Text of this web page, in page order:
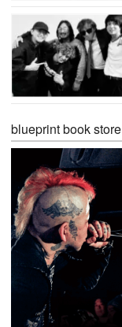
blueprint book store